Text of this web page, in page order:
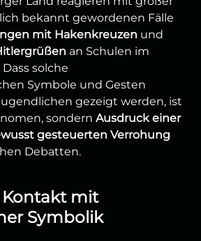
bekannt gewordenen Fälle
mit Hakenkreuzen und
an Schulen im
solche
Symbole und Gesten
gezeigt werden, ist
sondern Ausdruck einer
gesteuerten Verrohung
Debatten.
mit
Symbolik